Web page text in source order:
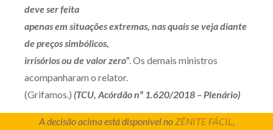
deve ser feita
apenas em situações extremas, nas quais se veja diante
de preços simbólicos,
irrisórios ou de valor zero”. Os demais ministros
acompanharam o relator.
(Grifamos.) (TCU, Acórdão nº 1.620/2018 – Plenário)
A decisão acima está disponível no ZÊNITE FÁCIL ,